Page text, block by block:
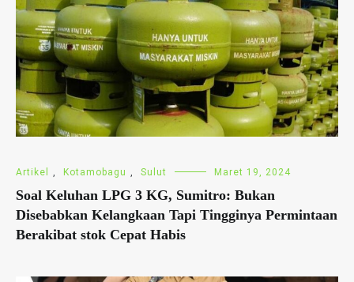
Artikel Kotamobagu Sulut Maret 19, 2024
Soal Keluhan LPG 3 KG, Sumitro: Bukan
Disebabkan Kelangkaan Tapi Tingginya Permintaan
Berakibat stok Cepat Habis